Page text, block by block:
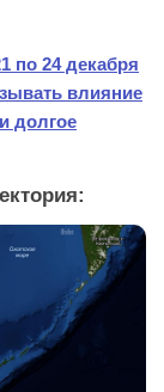
по 24 декабря
влияние
долгое